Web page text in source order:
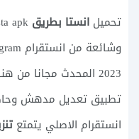
تحميل انستا بطريق
تطبيق تعديل مدهش
انستقرام الاصلي يتمتع